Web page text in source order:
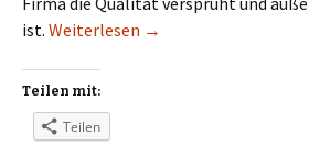
ist. Weiterlesen STROBEL Fenster in
→
Teilen mit:
Teilen